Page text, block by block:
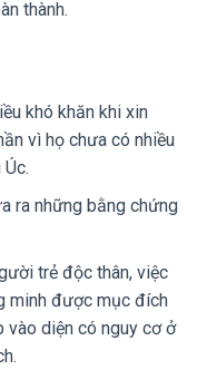
thành.
khó khăn khi xin
vì họ chưa có nhiều
ra những bằng chứng
trẻ độc thân, việc
minh được mục đích
vào diện có nguy cơ ở